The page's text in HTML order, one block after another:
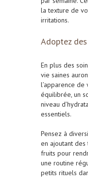
la texture de
irritations.
Adoptez
En plus des
vie saines
l’apparence de
équilibrée, un
niveau
essentiels.
Pensez à
en ajoutant des
fruits pour
une routine
petits rituels